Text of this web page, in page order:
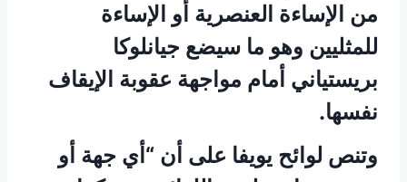
من الإساءة العنصرية أو الإساءة
للمثليين وهو ما سيضع جيانلوكا
بريستياني أمام مواجهة عقوبة الإيقاف
نفسها.
وتنص لوائح يويفا على أن “أي جهة أو